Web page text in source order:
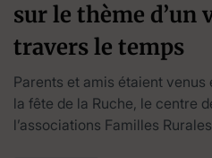
sur le thème d’un
travers le temps
Parents et amis étaient
la fête de la Ruche, le centre
l’associations Familles